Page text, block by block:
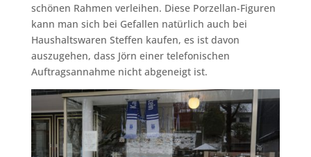
schönen Rahmen verleihen. Diese Porzellan-Figuren
kann man sich bei Gefallen natürlich auch bei
Haushaltswaren Steffen kaufen, es ist davon
auszugehen, dass Jörn einer telefonischen
Auftragsannahme nicht abgeneigt ist.